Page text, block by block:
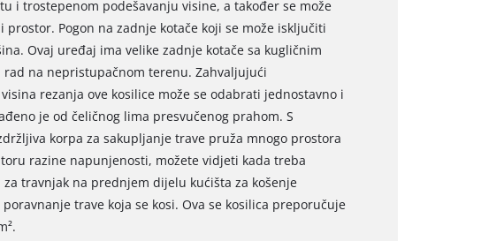
i trostepenom podešavanju visine, a također se može
Pogon na zadnje kotače koji se može isključiti
Ovaj uređaj ima velike zadnje kotače sa kugličnim
rad na nepristupačnom terenu. Zahvaljujući
rezanja ove kosilice može se odabrati jednostavno i
je od čeličnog lima presvučenog prahom. S
korpa za sakupljanje trave pruža mnogo prostora
razine napunjenosti, možete vidjeti kada treba
travnjak na prednjem dijelu kućišta za košenje
trave koja se kosi. Ova se kosilica preporučuje